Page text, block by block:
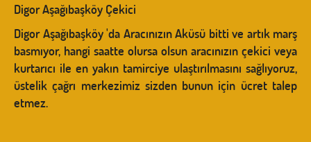
Digor Aşağıbaşköy Çekici
Digor Aşağıbaşköy 'da Aracınızın Aküsü bitti ve artık marş
basmıyor, hangi saatte olursa olsun aracınızın çekici veya
kurtarıcı ile en yakın tamirciye ulaştırılmasını sağlıyoruz,
üstelik çağrı merkezimiz sizden bunun için ücret talep
etmez.